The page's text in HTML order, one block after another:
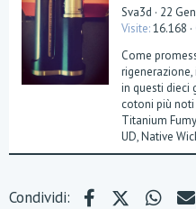
Sva3d 22
Visite 16.168
Come
in questi dieci
cotoni più noti
Titanium
UD, Native
Condividi: FacebookX (Twitter)